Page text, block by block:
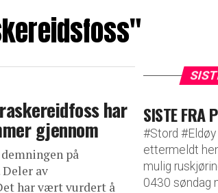
har
gjennom
på
av
har vært vurdert å
SISTE FRA
#Stord
ettermeldt
mulig
0430 søndag